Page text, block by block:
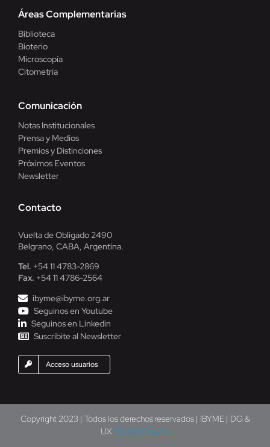
Áreas Complementarias
Biblioteca
Bioterio
Microscopía
Citometría
Comunicación
Notas Institucionales
Prensa y Medios
Premios y Distinciones
Próximos Eventos
Newsletter
Contacto
Vuelta de Obligado 2490
Belgrano, CABA, Argentina.
Tel. +54 11 4783-2869
Fax. +54 11 4786-2564
ibyme@ibyme.org.ar
Seguinos en Youtube
Seguinos en Linkedin
Suscribite al Newsletter
Acceso usuarios
Copyright 2023 | Todos los derechos reservados | IBYME | DG &
UX BOOM! Estudio